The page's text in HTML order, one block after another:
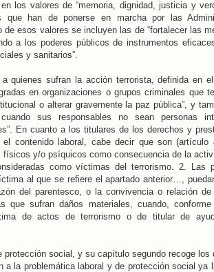
los valores de “memoria, dignidad, justicia y
han de ponerse en marcha por las
esos valores se incluyen las de “fortalecer las
a los poderes públicos de instrumentos
y sanitarios”.
quienes sufran la acción terrorista, definida en
en organizaciones o grupos criminales que
o alterar gravemente la paz pública”, y
sus responsables no sean personas
En cuanto a los titulares de los derechos y
contenido laboral, cabe decir que son (artículo
y/o psíquicos como consecuencia de la
como víctimas del terrorismo. 2. Las
al que se refiere el apartado anterior…,
del parentesco, o la convivencia o relación de
que sufran daños materiales, cuando,
de actos de terrorismo o de titular de
protección social, y su capítulo segundo recoge los
a la problemática laboral y de protección social ya